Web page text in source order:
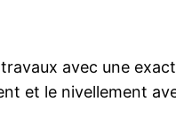
avec une
et le nivellement